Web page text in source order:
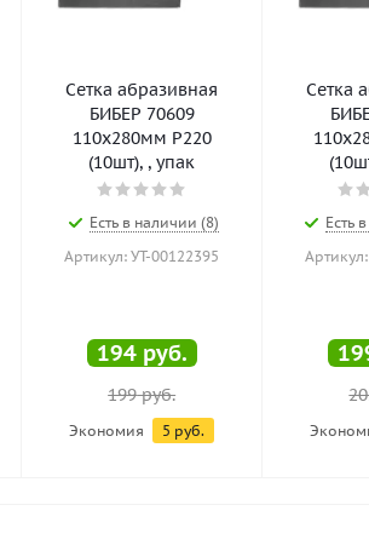
Сетка абразивная
БИБЕР 70609
110х280мм Р220
(10шт), , упак
Есть в наличии (8)
Артикул: УТ-00122395
194руб.
199руб.
Экономия 5 руб.
Сетка
Есть